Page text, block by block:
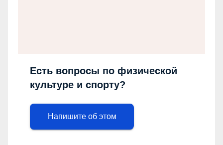
Есть вопросы по физической
культуре и спорту?
Напишите об этом